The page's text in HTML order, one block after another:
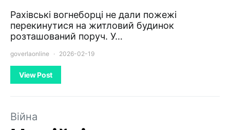
Рахівські вогнеборці не дали пожежі
перекинутися на житловий будинок
розташований поруч. У…
goverlaonline 2026-02-19
View Post
Війна